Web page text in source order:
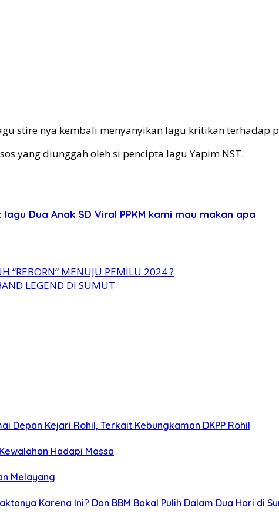
stire nya kembali menyanyikan lagu kritikan terhadap
yang diunggah oleh si pencipta lagu Yapim NST.
lagu Dua Anak SD Viral PPKM kami mau makan apa
“REBORN” MENUJU PEMILU 2024 ?
LEGEND DI SUMUT
Depan Kejari Rohil, Terkait Kebungkaman DKPP Rohil
Hadapi Massa
Melayang
Karena Ini? Dan BBM Bakal Pulih Dalam Dua Hari di